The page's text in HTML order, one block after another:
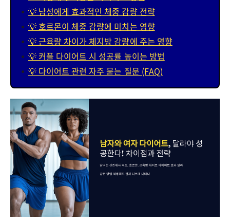
💡 남성에게 효과적인 체중 감량 전략
💡 호르몬이 체중 감량에 미치는 영향
💡 근육량 차이가 체지방 감량에 주는 영향
💡 커플 다이어트 시 성공률 높이는 방법
💡 다이어트 관련 자주 묻는 질문 (FAQ)